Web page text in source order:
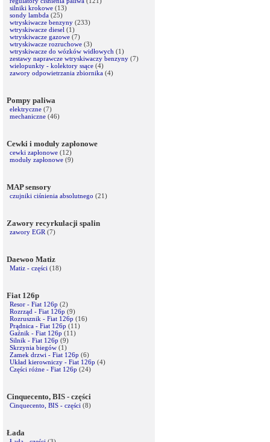
silniki krokowe (13)
sondy lambda (25)
wtryskiwacze benzyny (233)
wtryskiwacze diesel (1)
wtryskiwacze gazowe (7)
wtryskiwacze rozruchowe (3)
wtryskiwacze do wózków widłowych (1)
zestawy naprawcze wtryskiwaczy benzyny (7)
wielopunkty - kolektory ssące (4)
zawory odpowietrzania zbiornika (4)
Pompy paliwa
elektryczne (7)
mechaniczne (46)
Cewki i moduły zapłonowe
cewki zapłonowe (12)
moduły zapłonowe (9)
MAP sensory
czujniki ciśnienia absolutnego (21)
Zawory recyrkulacji spalin
zawory EGR (7)
Daewoo Matiz
Matiz - części (18)
Fiat 126p
Resor - Fiat 126p (2)
Rozrząd - Fiat 126p (9)
Rozrusznik - Fiat 126p (16)
Prądnica - Fiat 126p (11)
Gaźnik - Fiat 126p (11)
Silnik - Fiat 126p (9)
Skrzynia biegów (1)
Zamek drzwi - Fiat 126p (6)
Układ kierowniczy - Fiat 126p (4)
Części różne - Fiat 126p (24)
Cinquecento, BIS - części
Cinquecento, BIS - części (8)
Łada